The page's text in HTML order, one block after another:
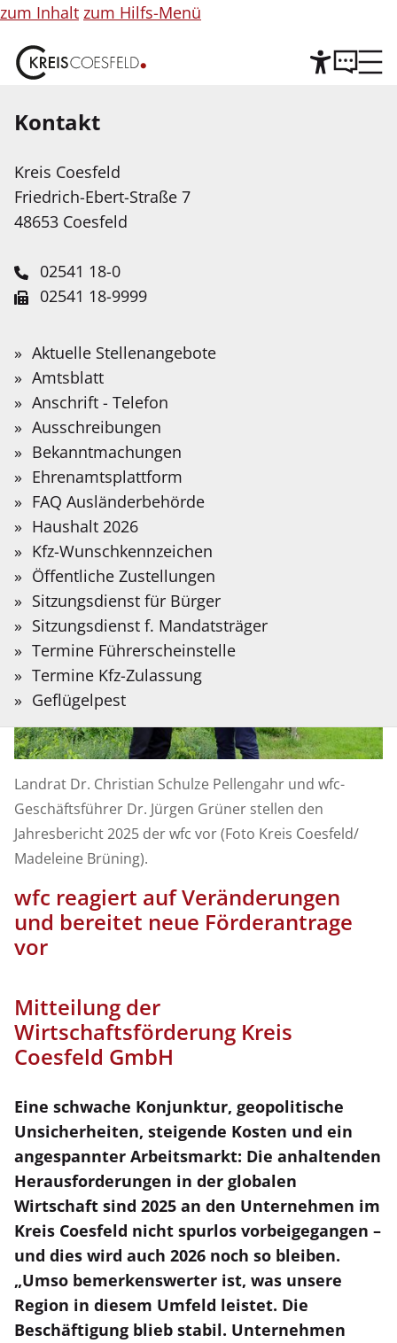
zum Inhalt zum Hilfs-Menü
Copyright
©
Service-Portal
Wirtschaft im Kreis Coesfeld
bleibt trotz der
Herausforderungen stabil
Meldung
vom:
23.06.2026
Landrat Dr. Christian Schulze Pellengahr und wfc-
Geschäftsführer Dr. Jürgen Grüner stellen den
Jahresbericht 2025 der wfc vor (Foto Kreis Coesfeld/
Madeleine Brüning).
wfc reagiert auf Veränderungen
und bereitet neue Förderantrage
vor
Mitteilung der
Wirtschaftsförderung Kreis
Coesfeld GmbH
Eine schwache Konjunktur, geopolitische
Unsicherheiten, steigende Kosten und ein
angespannter Arbeitsmarkt: Die anhaltenden
Herausforderungen in der globalen
Wirtschaft sind 2025 an den Unternehmen im
Kreis Coesfeld nicht spurlos vorbeigegangen –
und dies wird auch 2026 noch so bleiben.
„Umso bemerkenswerter ist, was unsere
Region in diesem Umfeld leistet. Die
Beschäftigung blieb stabil. Unternehmen
Hilfe
Leichte Sprache
Wir stellen Inhalte unserer Web-Seite in Leichter
Hilfe Künstlicher Intelligenz weiter ausgebaut.
Gebärdensprache
Auf der folgenden Seite stellen wir Informationen
in Deutscher Gebärdensprache bereit, die mit
Hilfe Künstlicher Intelligenz übersetzt wurden.
Gebärdensprache
Kontakt
Kreis Coesfeld
Friedrich-Ebert-Straße 7
48653 Coesfeld
02541 18-0
02541 18-9999
info@kreis-coesfeld.de
Kontaktformular
Suche
Wonach
suchen
Sie?
Bitte
Suchbegriff
eingeben.
Aktuelle Stellenangebote
Amtsblatt
Anschrift - Telefon
Ausschreibungen
Bekanntmachungen
Ehrenamtsplattform
FAQ Ausländerbehörde
Haushalt 2026
Kfz-Wunschkennzeichen
Öffentliche Zustellungen
Sitzungsdienst für Bürger
Sitzungsdienst f. Mandatsträger
Termine Führerscheinstelle
Termine Kfz-Zulassung
Geflügelpest